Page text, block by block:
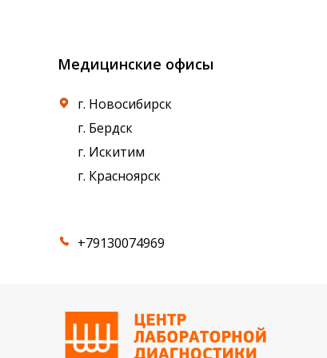
Медицинские офисы
г. Новосибирск
г. Бердск
г. Искитим
г. Красноярск
+79130074969